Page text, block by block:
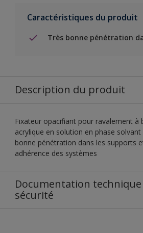
Caractéristiques du produit
Très bonne pénétration
Description du produit
Fixateur opacifiant pour ravalement à
acrylique en solution en phase
bonne pénétration dans les supports
adhérence des systèmes
Documentation
sécurité